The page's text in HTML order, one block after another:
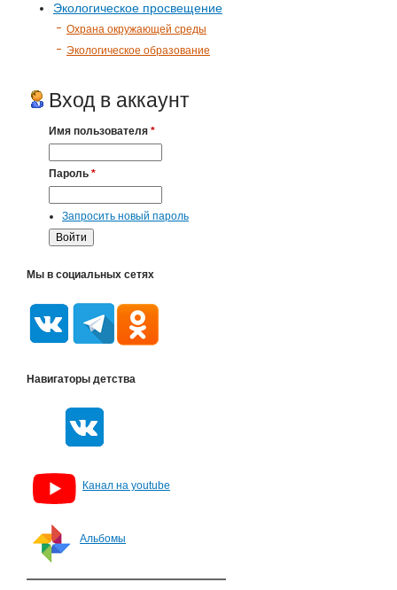
Экологическое просвещение
Охрана окружающей среды
Экологическое образование
Вход в аккаунт
Имя пользователя *
Пароль *
Запросить новый пароль
Мы в социальных сетях
Навигаторы детства
Канал на youtube
Альбомы